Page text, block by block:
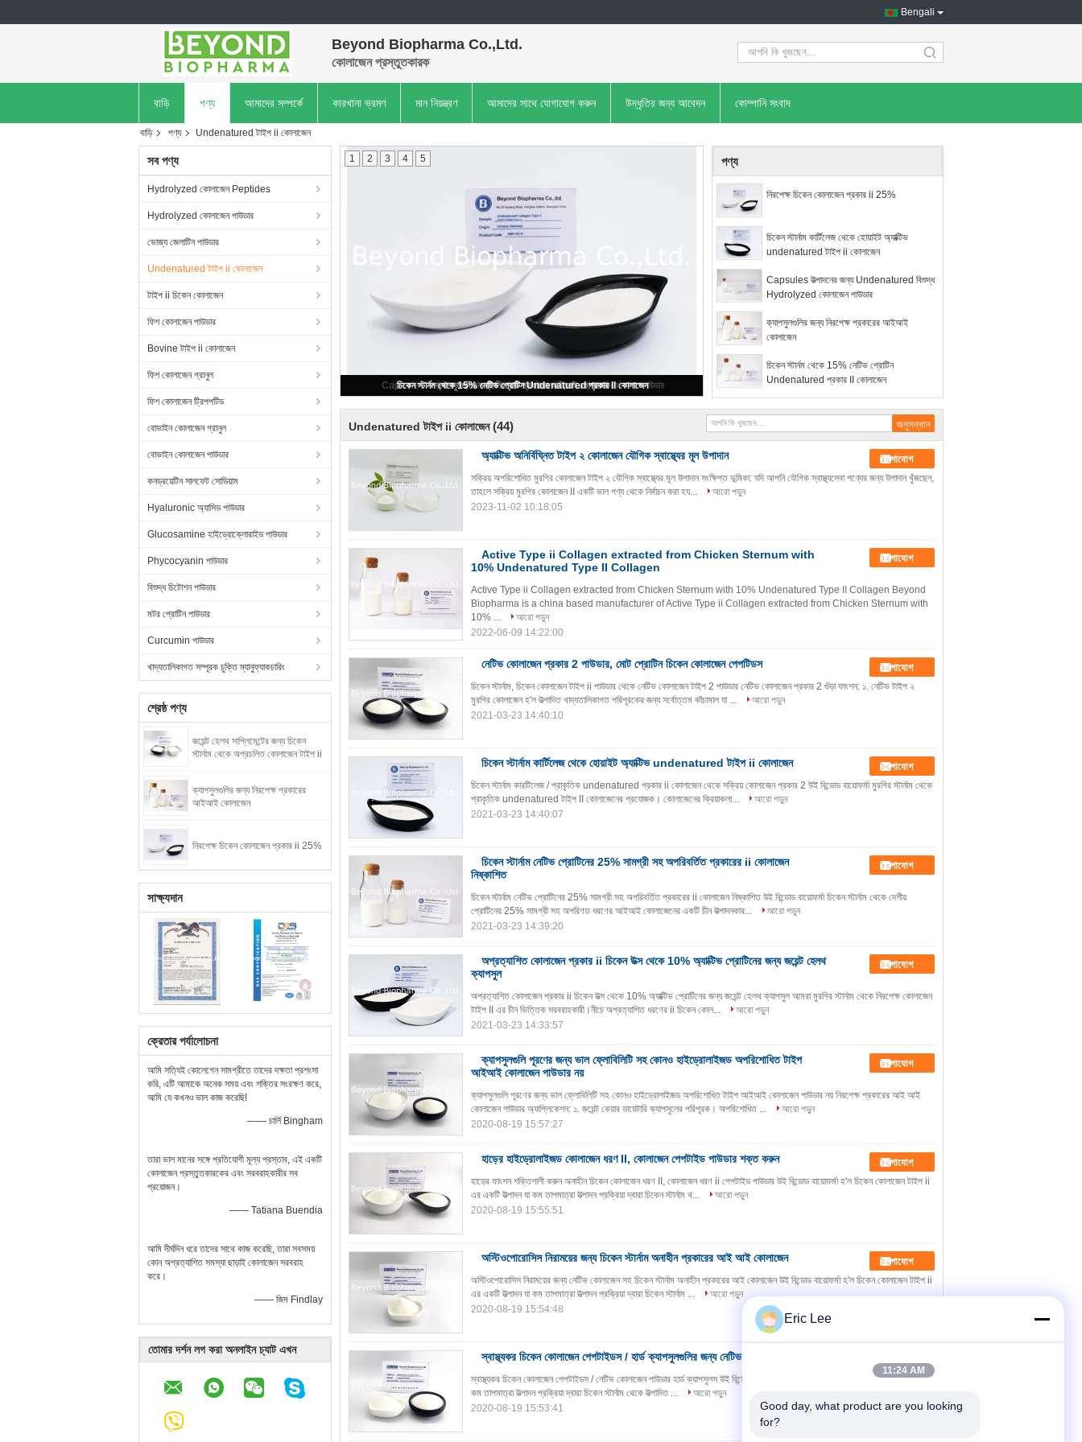
Bengali
Beyond Biopharma Co.,Ltd.
কোলাজেন প্রস্তুতকারক search
বাড়ি পণ্য আমাদের সম্পর্কে কারখানা ভ্রমণ মান নিয়ন্ত্রণ আমাদের সাথে যোগাযোগ করুন উদ্ধৃতির জন্য আবেদন কোম্পানি সংবাদ
বাড়ি পণ্য Undenatured টাইপ ii কোলাজেন
সব পণ্য
Hydrolyzed কোলাজেন Peptides
Hydrolyzed কোলাজেন পাউডার
ভোজ্য জেলাটিন পাউডার
Undenatured টাইপ ii কোলাজেন
টাইপ ii চিকেন কোলাজেন
ফিশ কোলাজেন পাউডার
Bovine টাইপ ii কোলাজেন
ফিশ কোলাজেন গ্রানুল
ফিশ কোলাজেন ট্রিপপটিড
বোভাইন কোলাজেন গ্রানুল
বোভাইন কোলাজেন পাউডার
কনড্রয়েটিন সালফেট সোডিয়াম
Hyaluronic অ্যাসিড পাউডার
Glucosamine হাইড্রোক্লোরাইড পাউডার
Phycocyanin পাউডার
বিশুদ্ধ চিটোশন পাউডার
মটর প্রোটিন পাউডার
Curcumin পাউডার
খাদ্যতালিকাগত সম্পূরক চুক্তি ম্যানুফ্যাকচারিং
শ্রেষ্ঠ পণ্য
জয়েন্ট হেলথ সাপ্লিমেন্টের জন্য চিকেন
স্টার্নাম থেকে অপ্রচলিত কোলাজেন টাইপ ii
ক্যাপসুলগুলির জন্য নিরপেক্ষ প্রকারের
আইআই কোলাজেন
নিরপেক্ষ চিকেন কোলাজেন প্রকার ii 25%
সাক্ষ্যদান
ক্রেতার পর্যালোচনা
আমি সত্যিই কোলেগেন সামগ্রীতে তাদের দক্ষতা প্রশংসা
করি, এটি আমাকে অনেক সময় এবং শক্তির সংরক্ষণ করে,
আমি যে কখনও ভাল কাজ করেছি!
—— চার্লি Bingham
তারা ভাল মানের সঙ্গে প্রতিযোগী মূল্য প্রস্তাব, এই একটি
কোলাজেন প্রস্তুতকারকের এবং সরবরাহকারীর সব
প্রয়োজন।
—— Tatiana Buendia
আমি দীর্ঘদিন ধরে তাদের সাথে কাজ করেছি, তারা সবসময়
কোন অপ্রত্যাশিত সমস্যা ছাড়াই কোলাজেন সরবরাহ
করে।
—— জিম Findlay
তোমার দর্শন লগ করা অনলাইন চ্যাট এখন
নিরপেক্ষ চিকেন কোলাজেন প্রকার ii 25%
1 2 3 4 5 পণ্য
নিরপেক্ষ চিকেন কোলাজেন প্রকার ii 25%
চিকেন স্টার্নাম কার্টিলেজ থেকে হোয়াইট অ্যাক্টিভ
undenatured টাইপ ii কোলাজেন
Capsules উত্পাদনের জন্য Undenatured বিশুদ্ধ
Hydrolyzed কোলাজেন পাউডার
ক্যাপসুলগুলির জন্য নিরপেক্ষ প্রকারের আইআই
কোলাজেন
চিকেন স্টার্নম থেকে 15% নেটিভ প্রোটিন
Undenatured প্রকার II কোলাজেন
Undenatured টাইপ ii কোলাজেন (44)
অ্যাক্টিভ অনির্বিঘ্নিত টাইপ ২ কোলাজেন যৌগিক স্বাস্থ্যের মূল উপাদান যোগাযোগ
সক্রিয় অপরিশোধিত মুরগির কোলাজেন টাইপ ২ যৌগিক স্বাস্থ্যের মূল উপাদান সংক্ষিপ্ত ভূমিকা: যদি আপনি যৌগিক স্বাস্থ্যসেবা পণ্যের জন্য উপাদান খুঁজছেন,
তাহলে সক্রিয় মুরগির কোলাজেন II একটি ভাল পণ্য থেকে নির্বাচন করা হয...
আরো পড়ুন
2023-11-02 10:18:05
Active Type ii Collagen extracted from Chicken Sternum with
10% Undenatured Type II Collagen
যোগাযোগ
Active Type ii Collagen extracted from Chicken Sternum with 10% Undenatured Type II Collagen Beyond
Biopharma is a china based manufacturer of Active Type ii Collagen extracted from Chicken Sternum with
10% ...
আরো পড়ুন
2022-06-09 14:22:00
নেটিভ কোলাজেন প্রকার 2 পাউডার, মোট প্রোটিন চিকেন কোলাজেন পেপটিডস যোগাযোগ
চিকেন স্টার্নাম, চিকেন কোলাজেন টাইপ ii পাউডার থেকে নেটিভ কোলাজেন টাইপ 2 পাউডার নেটিভ কোলাজেন প্রকার 2 গুঁড়া ফাংশন: ১. নেটিভ টাইপ ২
মুরগির কোলাজেন হ'ল উত্পাদিত খাদ্যতালিকাগত পরিপূরকের জন্য সর্বোত্তম কাঁচামাল যা ...
আরো পড়ুন
2021-03-23 14:40:10
চিকেন স্টার্নাম কার্টিলেজ থেকে হোয়াইট অ্যাক্টিভ undenatured টাইপ ii কোলাজেন যোগাযোগ
চিকেন স্টার্নাম কারটিলেজ / প্রাকৃতিক undenatured প্রকার ii কোলাজেন থেকে সক্রিয় কোলাজেন প্রকার 2 উই বিন্ডোড বায়োফর্মা মুরগির স্টার্নাম থেকে
প্রাকৃতিক undenatured টাইপ II কোলাজেনের প্রযোজক। কোলাজেনের ক্রিয়াকলা...
আরো পড়ুন
2021-03-23 14:40:07
চিকেন স্টার্নাম নেটিভ প্রোটিনের 25% সামগ্রী সহ অপরিবর্তিত প্রকারের ii কোলাজেন
নিষ্কাশিত
যোগাযোগ
চিকেন স্টার্নাম নেটিভ প্রোটিনের 25% সামগ্রী সহ অপরিবর্তিত প্রকারের ii কোলাজেন নিষ্কাশিত উই বিন্ডোড বায়োফর্মা চিকেন স্টার্নাম থেকে দেশীয়
প্রোটিনের 25% সামগ্রী সহ অপরিণত ধরণের আইআই কোলাজেনের একটি চীন উত্পাদনকার...
আরো পড়ুন
2021-03-23 14:39:20
অপ্রত্যাশিত কোলাজেন প্রকার ii চিকেন উত্স থেকে 10% অ্যাক্টিভ প্রোটিনের জন্য জয়েন্ট হেলথ
ক্যাপসুল
যোগাযোগ
অপ্রত্যাশিত কোলাজেন প্রকার ii চিকেন উত্স থেকে 10% অ্যাক্টিভ প্রোটিনের জন্য জয়েন্ট হেলথ ক্যাপসুল আমরা মুরগির স্টার্নাম থেকে নিরপেক্ষ কোলাজেন
টাইপ II এর চীন ভিত্তিক সরবরাহকারী।নীচে অপ্রত্যাশিত ধরণের ii চিকেন কোল...
আরো পড়ুন
2021-03-23 14:33:57
ক্যাপসুলগুলি পূরণের জন্য ভাল ফ্লোবিলিটি সহ কোনও হাইড্রোলাইজড অপরিশোধিত টাইপ
আইআই কোলাজেন পাউডার নয়
যোগাযোগ
ক্যাপসুলগুলি পূরণের জন্য ভাল ফ্লোবিলিটি সহ কোনও হাইড্রোলাইজড অপরিশোধিত টাইপ আইআই কোলাজেন পাউডার নয় নিরপেক্ষ প্রকারের আই আই
কোলাজেন পাউডার অ্যাপ্লিকেশন: ১. জয়েন্ট কেয়ার ডায়েটারি ক্যাপসুলের পরিপূরক। অপরিশোধিত ...
আরো পড়ুন
2020-08-19 15:57:27
হাড়ের হাইড্রোলাইজড কোলাজেন ধরণ II, কোলাজেন পেপটাইড পাউডার শক্ত করুন যোগাযোগ
হাড়ের ফাংশন শক্তিশালী করুন অনাহীন চিকেন কোলাজেন ধরণ II, কোলাজেন ধরণ ii পেপটাইড পাউডার উই বিন্ডোড বায়োফর্মা হ'ল চিকেন কোলাজেন টাইপ ii
এর একটি উত্পাদন যা কম তাপমাত্রা উত্পাদন প্রক্রিয়া দ্বারা চিকেন স্টার্নাম থ...
আরো পড়ুন
2020-08-19 15:55:51
অস্টিওপোরোসিস নিরাময়ের জন্য চিকেন স্টার্নাম অনাহীন প্রকারের আই আই কোলাজেন যোগাযোগ
অস্টিওপোরোসিস নিরাময়ের জন্য নেটিভ কোলাজেন সহ চিকেন স্টার্নাম অনাহীন প্রকারের আই কোলাজেন উই বিন্ডোড বায়োফর্মা হ'ল চিকেন কোলাজেন টাইপ ii
এর একটি উত্পাদন যা কম তাপমাত্রা উত্পাদন প্রক্রিয়া দ্বারা চিকেন স্টার্নাম ...
আরো পড়ুন
2020-08-19 15:54:48
স্বাস্থ্যকর চিকেন কোলাজেন পেপটাইডস / হার্ড ক্যাপসুলগুলির জন্য নেটিভ কোলাজেন পাউডার যোগাযোগ
স্বাস্থ্যকর চিকেন কোলাজেন পেপটাইডস / নেটিভ কোলাজেন পাউডার হার্ড ক্যাপসুলস উই বিন্ডোড বায়োফর্মা হ'ল চিকেন কোলাজেন টাইপ ii এর একটি উত্পাদন যা
কম তাপমাত্রা উত্পাদন প্রক্রিয়া দ্বারা চিকেন স্টার্নাম থেকে উত্পাদিত ...
আরো পড়ুন
2020-08-19 15:53:41
Eric Lee
11:24 AM
Good day, what product are you looking
for?